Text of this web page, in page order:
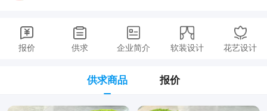
报价 供求 企业简介 软装设计 花艺设计
供求商品 报价